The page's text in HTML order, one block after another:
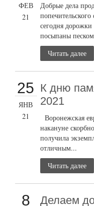
ФЕВ
21
Добрые дела
сегодня
посыпаны
Читать далее
25
ЯНВ
21
К дню
2021
Воронежская
накануне
получила
отличным...
Читать далее
8 Делаем